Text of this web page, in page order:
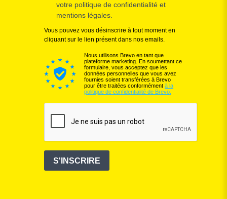
votre politique de confidentialité et
mentions légales.
Vous pouvez vous désinscrire à tout moment en
cliquant sur le lien présent dans nos emails.
Nous utilisons Brevo en tant que
plateforme marketing. En soumettant ce
formulaire, vous acceptez que les
données personnelles que vous avez
fournies soient transférées à Brevo
pour être traitées conformément à la
politique de confidentialité de Brevo.
S'INSCRIRE